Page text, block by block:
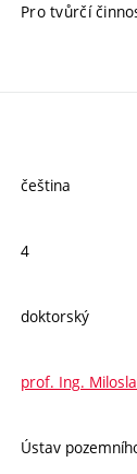
Pro tvůrčí
čeština
4
doktorský
prof. Ing.
Ústav